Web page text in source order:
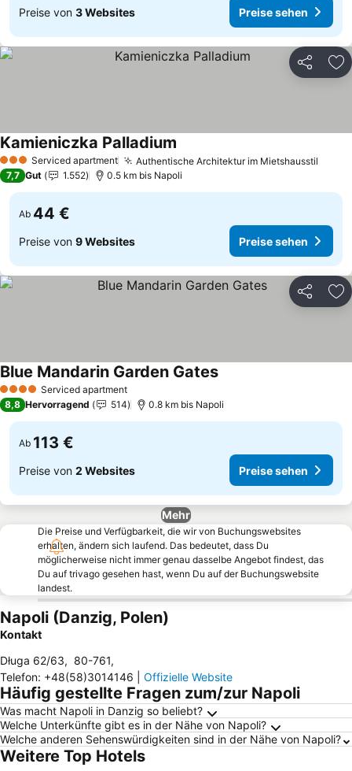
Preise von 3 Websites Preise sehen
Teilen
3 SterneServiced apartment Authentische Architektur im Mietshausstil
Kamieniczka Palladium
7,7 Gut 1.552 0.5 km bis Napoli
Ab 44 €
Preise von 9 Websites Preise sehen
Teilen
4 Sterne Serviced apartment
Blue Mandarin Garden Gates
8,8 Hervorragend 514 0.8 km bis Napoli
Ab 113 €
Preise von 2 Websites Preise sehen
Mehr
Die Preise und Verfügbarkeit, die wir von Buchungswebsites
erhalten, ändern sich laufend. Das bedeutet, dass Du
möglicherweise nicht immer genau dasselbe Angebot findest, das
Du auf trivago gesehen hast, wenn Du auf der Buchungswebsite
landest.
Napoli (Danzig, Polen)
Kontakt
Długa 62/63, 80-761,
Telefon: +48(58)3014146 Offizielle Website
Häufig gestellte Fragen zum/zur Napoli
Was macht Napoli in Danzig so beliebt?
Welche Unterkünfte gibt es in der Nähe von Napoli?
Welche anderen Sehenswürdigkeiten sind in der Nähe von Napoli?
Weitere Top Hotels